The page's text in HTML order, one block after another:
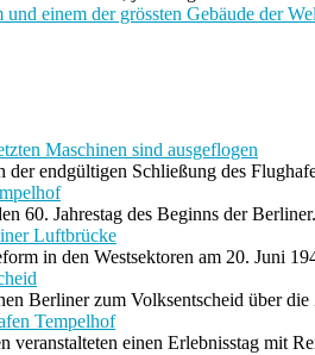
einem der grössten Gebäude der
Maschinen sind ausgeflogen
der endgültigen Schließung des
60. Jahrestag des Beginns der
Luftbrücke
in den Westsektoren am 20. Juni
Berliner zum Volksentscheid über
Tempelhof
veranstalteten einen Erlebnisstag mit